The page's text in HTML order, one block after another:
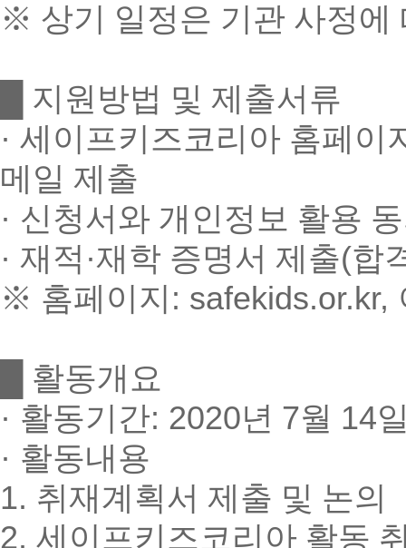
※ 상기 일정은 기관 사정
지원방법 및 제출서류
· 세이프키즈코리아 홈페이
메일 제출
· 신청서와 개인정보 활용
· 재적 ·재학 증명서 제출(합
※ 홈페이지 : safekids.or.kr,
활동개요
· 활동기간: 2020년 7월 14
· 활동내용
1. 취재계획서 제출 및 논의
2. 세이프키즈코리아 활동